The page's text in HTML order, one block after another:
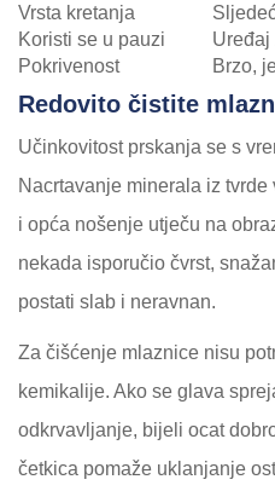
Vrsta kretanja
Koristi se u pauzi
Uređaj
Pokrivenost
Brzo,
Redovito čistite
Učinkovitost prskanja se s
Nacrtavanje minerala iz
i opća nošenje utječu na
nekada isporučio čvrst,
postati slab i neravnan.
Za čišćenje mlaznice nisu
kemikalije. Ako se glava
odkrvavljanje, bijeli ocat
četkica pomaže uklanjanje